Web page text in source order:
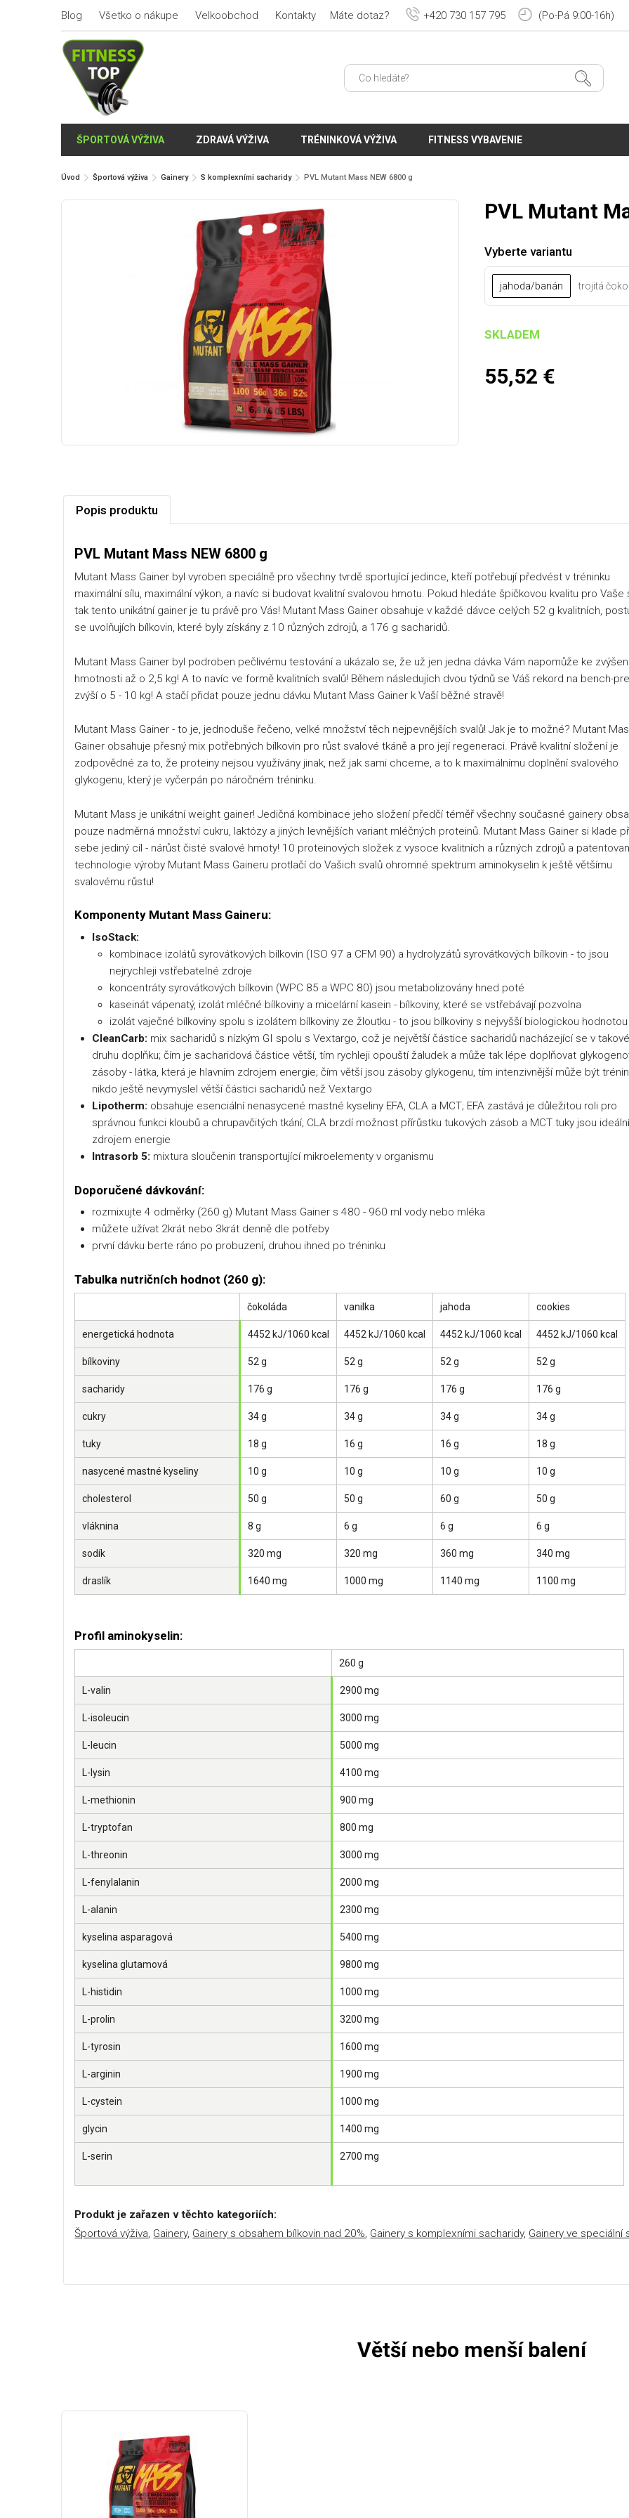
Blog Všetko o nákupe Velkoobchod Kontakty Máte dotaz? +420 730 157 795 (Po-Pá 9:00-16h)
ŠPORTOVÁ VÝŽIVA ZDRAVÁ VÝŽIVA TRÉNINKOVÁ VÝŽIVA FITNESS VYBAVENIE
Úvod Športová výživa Gainery S komplexními sacharidy PVL Mutant Mass NEW 6800 g
PVL Mutant
Vyberte variantu
jahoda/banán trojitá
SKLADEM
55,52 €
Popis produktu
PVL Mutant Mass NEW 6800 g
Mutant Mass Gainer byl vyroben speciálně pro všechny tvrdě sportující jedince, kteří potřebují předvést v tréninku
maximální sílu, maximální výkon, a navíc si budovat kvalitní svalovou hmotu. Pokud hledáte špičkovou kvalitu pro Vaše
tak tento unikátní gainer je tu právě pro Vás! Mutant Mass Gainer obsahuje v každé dávce celých 52 g kvalitních,
se uvolňujích bílkovin, které byly získány z 10 různých zdrojů, a 176 g sacharidů.
Mutant Mass Gainer byl podroben pečlivému testování a ukázalo se, že už jen jedna dávka Vám napomůže ke
hmotnosti až o 2,5 kg! A to navíc ve formě kvalitních svalů! Během následujích dvou týdnů se Váš rekord na bench-
zvýší o 5 - 10 kg! A stačí přidat pouze jednu dávku Mutant Mass Gainer k Vaší běžné stravě!
Mutant Mass Gainer - to je, jednoduše řečeno, velké množství těch nejpevnějších svalů! Jak je to možné? Mutant
Gainer obsahuje přesný mix potřebných bílkovin pro růst svalové tkáně a pro její regeneraci. Právě kvalitní složení je
zodpovědné za to, že proteiny nejsou využívány jinak, než jak sami chceme, a to k maximálnímu doplnění svalového
glykogenu, který je vyčerpán po náročném tréninku.
Mutant Mass je unikátní weight gainer! Jedičná kombinace jeho složení předčí téměř všechny současné gainery
pouze nadměrná množství cukru, laktózy a jiných levnějších variant mléčných proteinů. Mutant Mass Gainer si klade
sebe jediný cíl - nárůst čisté svalové hmoty! 10 proteinových složek z vysoce kvalitních a různých zdrojů a
technologie výroby Mutant Mass Gaineru protlačí do Vašich svalů ohromné spektrum aminokyselin k ještě většímu
svalovému růstu!
Komponenty Mutant Mass Gaineru:
IsoStack:
kombinace izolátů syrovátkových bílkovin (ISO 97 a CFM 90) a hydrolyzátů syrovátkových bílkovin - to jsou
nejrychleji vstřebatelné zdroje
koncentráty syrovátkových bílkovin (WPC 85 a WPC 80) jsou metabolizovány hned poté
kaseinát vápenatý, izolát mléčné bílkoviny a micelární kasein - bílkoviny, které se vstřebávají pozvolna
izolát vaječné bílkoviny spolu s izolátem bílkoviny ze žloutku - to jsou bílkoviny s nejvyšší biologickou hodnotou
CleanCarb: mix sacharidů s nízkým GI spolu s Vextargo, což je největší částice sacharidů nacházející se v
druhu doplňku; čím je sacharidová částice větší, tím rychleji opouští žaludek a může tak lépe doplňovat
zásoby - látka, která je hlavním zdrojem energie; čím větší jsou zásoby glykogenu, tím intenzivnější může být
nikdo ještě nevymyslel větší částici sacharidů než Vextargo
Lipotherm: obsahuje esenciální nenasycené mastné kyseliny EFA, CLA a MCT; EFA zastává je důležitou roli pro
správnou funkci kloubů a chrupavčitých tkání; CLA brzdí možnost přírůstku tukových zásob a MCT tuky jsou
zdrojem energie
Intrasorb 5: mixtura sloučenin transportující mikroelementy v organismu
Doporučené dávkování:
rozmixujte 4 odměrky (260 g) Mutant Mass Gainer s 480 - 960 ml vody nebo mléka
můžete užívat 2krát nebo 3krát denně dle potřeby
první dávku berte ráno po probuzení, druhou ihned po tréninku
Tabulka nutričních hodnot (260 g):
čokoláda vanilka jahoda cookies
energetická hodnota 4452 kJ/1060 kcal 4452 kJ/1060 kcal 4452 kJ/1060 kcal 4452 kJ/1060 kcal
bílkoviny 52 g 52 g 52 g 52 g
sacharidy 176 g 176 g 176 g 176 g
cukry 34 g 34 g 34 g 34 g
tuky 18 g 16 g 16 g 18 g
nasycené mastné kyseliny 10 g 10 g 10 g 10 g
cholesterol 50 g 50 g 60 g 50 g
vláknina 8 g 6 g 6 g 6 g
sodík 320 mg 320 mg 360 mg 340 mg
draslík 1640 mg 1000 mg 1140 mg 1100 mg
Profil aminokyselin:
260 g
L-valin 2900 mg
L-isoleucin 3000 mg
L-leucin 5000 mg
L-lysin 4100 mg
L-methionin 900 mg
L-tryptofan 800 mg
L-threonin 3000 mg
L-fenylalanin 2000 mg
L-alanin 2300 mg
kyselina asparagová 5400 mg
kyselina glutamová 9800 mg
L-histidin 1000 mg
L-prolin 3200 mg
L-tyrosin 1600 mg
L-arginin 1900 mg
L-cystein 1000 mg
glycin 1400 mg
L-serin 2700 mg
Produkt je zařazen v těchto kategoriích:
Športová výživa, Gainery, Gainery s obsahem bílkovin nad 20%, Gainery s komplexními sacharidy, Gainery ve speciální
Větší nebo menší balení